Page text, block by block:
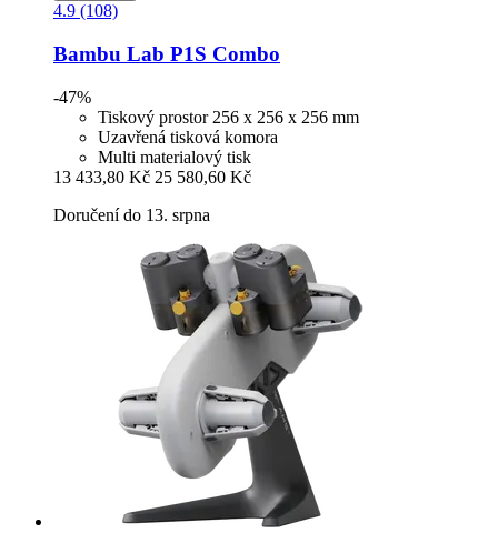
4.9 (108)
Bambu Lab P1S Combo
-47%
Tiskový prostor 256 x 256 x 256 mm
Uzavřená tisková komora
Multi materialový tisk
13 433,80 Kč 25 580,60 Kč
Doručení do 13. srpna